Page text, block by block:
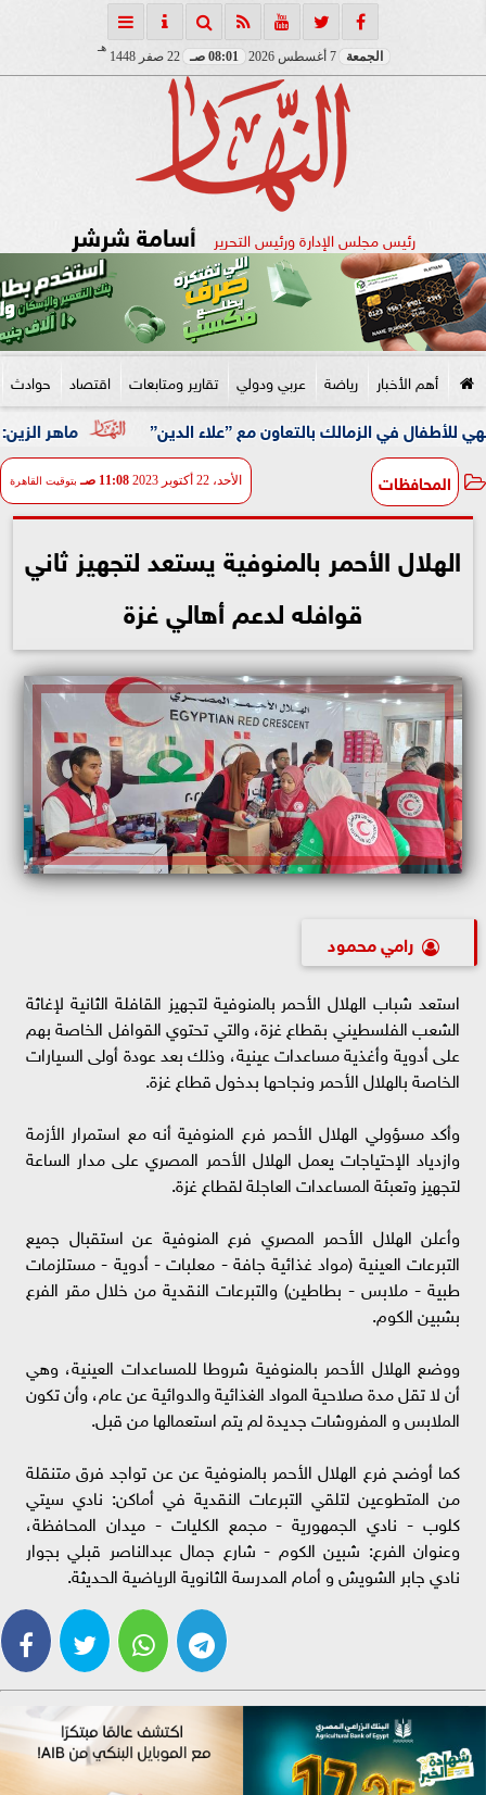
الجمعة 7 أغسطس 2026 08:01 صـ 22 صفر 1448
هـ
رئيس مجلس الإدارة ورئيس التحرير أسامة شرشر
أهم الأخبار رياضة عربي ودولي تقارير ومتابعات اقتصاد حوادث
ماهر الزين: 25 حافلة تُعيد 1250 سودانيًا ضمن الفوج الـ41.. والالتزام بوثائق السفر عزز انسيابية العودة الطوعية بالتعاون مع ”علاء الدين”
المحافظات الأحد، 22 أكتوبر 2023 11:08 صـ بتوقيت القاهرة
الهلال الأحمر بالمنوفية يستعد لتجهيز ثاني
قوافله لدعم أهالي غزة
رامي محمود
استعد شباب الهلال الأحمر بالمنوفية لتجهيز القافلة الثانية لإغاثة
الشعب الفلسطيني بقطاع غزة، والتي تحتوي القوافل الخاصة بهم
على أدوية وأغذية مساعدات عينية، وذلك بعد عودة أولى السيارات
الخاصة بالهلال الأحمر ونجاحها بدخول قطاع غزة.
وأكد مسؤولي الهلال الأحمر فرع المنوفية أنه مع استمرار الأزمة
وازدياد الإحتياجات يعمل الهلال الأحمر المصري على مدار الساعة
لتجهيز وتعبئة المساعدات العاجلة لقطاع غزة.
وأعلن الهلال الأحمر المصري فرع المنوفية عن استقبال جميع
التبرعات العينية (مواد غذائية جافة - معلبات - أدوية - مستلزمات
طبية - ملابس - بطاطين) والتبرعات النقدية من خلال مقر الفرع
بشبين الكوم.
ووضع الهلال الأحمر بالمنوفية شروطا للمساعدات العينية، وهي
أن لا تقل مدة صلاحية المواد الغذائية والدوائية عن عام، وأن تكون
الملابس و المفروشات جديدة لم يتم استعمالها من قبل.
كما أوضح فرع الهلال الأحمر بالمنوفية عن عن تواجد فرق متنقلة
من المتطوعين لتلقي التبرعات النقدية في أماكن: نادي سيتي
كلوب - نادي الجمهورية - مجمع الكليات - ميدان المحافظة،
وعنوان الفرع: شبين الكوم - شارع جمال عبدالناصر قبلي بجوار
نادي جابر الشويش و أمام المدرسة الثانوية الرياضية الحديثة.